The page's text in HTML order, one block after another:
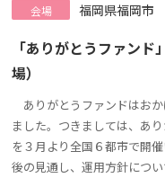
会場 福岡県福岡市
「ありがとうファン
場）
ありがとうファンドはお
ました。つきましては、あ
を３月より全国６都市で開
後の見通し、運用方針につ